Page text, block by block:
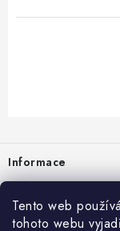
Tento web
tohoto webu
Informace
Prodejna